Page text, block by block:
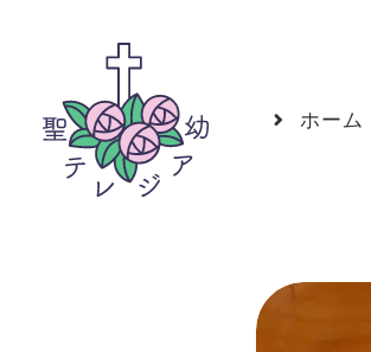
ホーム